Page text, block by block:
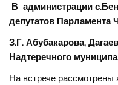
В администрации
депутатов Парламента
З.Г. Абубакарова,
Надтеречного
На встрече